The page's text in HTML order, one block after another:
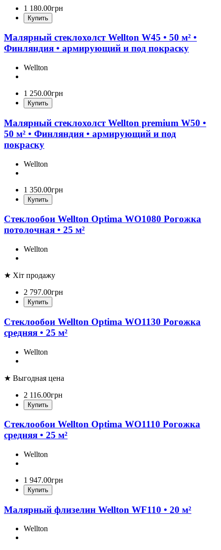
1 180.00грн
Купить
Малярный стеклохолст Wellton W45 • 50 м² •
Финляндия • армирующий и под покраску
Wellton
1 250.00грн
Купить
Малярный стеклохолст Wellton premium W50 •
50 м² • Финляндия • армирующий и под
покраску
Wellton
1 350.00грн
Купить
Стеклообои Wellton Optima WO1080 Рогожка
потолочная • 25 м²
Wellton
★ Хіт продажу
2 797.00грн
Купить
Стеклообои Wellton Optima WO1130 Рогожка
средняя • 25 м²
Wellton
★ Выгодная цена
2 116.00грн
Купить
Стеклообои Wellton Optima WO1110 Рогожка
средняя • 25 м²
Wellton
1 947.00грн
Купить
Малярный флизелин Wellton WF110 • 20 м²
Wellton